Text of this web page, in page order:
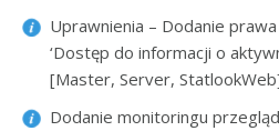
Uprawnienia – Dodanie
‘Dostęp do informacji o
[Master, Server,
Dodanie monitoringu